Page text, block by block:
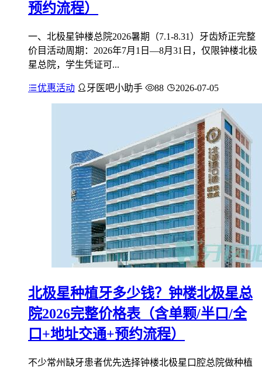
预约流程）
一、北极星钟楼总院2026暑期（7.1-8.31）牙齿矫正完整
价目活动周期：2026年7月1日—8月31日，仅限钟楼北极
星总院，学生凭证可...
优惠活动 牙医吧小助手 88 2026-07-05
北极星种植牙多少钱？钟楼北极星总
院2026完整价格表（含单颗/半口/全
口+地址交通+预约流程）
不少常州缺牙患者优先选择钟楼北极星口腔总院做种植